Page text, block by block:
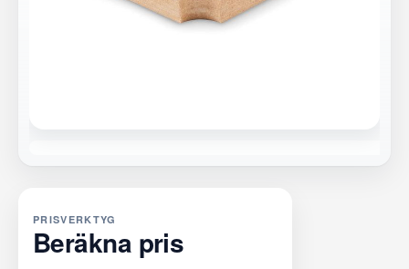
PRISVERKTYG
Beräkna pris